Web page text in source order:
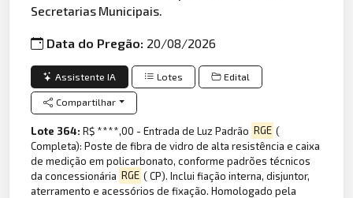
Secretarias Municipais.
Data do Pregão: 20/08/2026
Assistente IA Lotes Edital
Compartilhar
Lote 364:R$ ****,00 - Entrada de Luz Padrão RGE (
Completa): Poste de fibra de vidro de alta resistência e caixa
de medição em policarbonato, conforme padrões técnicos
da concessionária RGE ( CP). Inclui fiação interna, disjuntor,
aterramento e acessórios de fixação. Homologado pela